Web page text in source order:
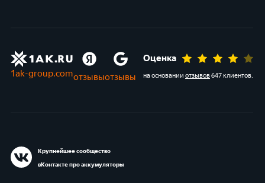
1ak-group.comотзывыотзывы
Оценка
на основании отзывов647 клиентов.
Крупнейшее сообщество
вКонтакте про аккумуляторы